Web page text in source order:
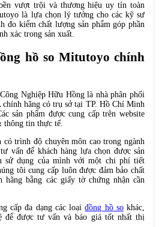
vượt trội và thương hiệu uy tín toàn
là lựa chọn lý tưởng cho các kỹ sư
đo kiểm chất lượng sản phẩm góp phần
xác trong sản xuất.
hồ so Mitutoyo chính
Nghiệp Hữu Hồng là nhà phân phối
hãng có trụ sở tại TP. Hồ Chí Minh
sản phẩm được cung cấp trên website
thông tin thực tế.
trình độ chuyên môn cao trong ngành
vấn để khách hàng lựa chọn được sản
sử dụng của mình với một chi phí tiết
tôi cung cấp luôn được đảm bảo chất
hãng bằng các giấy tờ chứng nhận cần
cấp đa dạng các loạiđồng hồ sokhác,
để được tư vấn và báo giá tốt nhất thị